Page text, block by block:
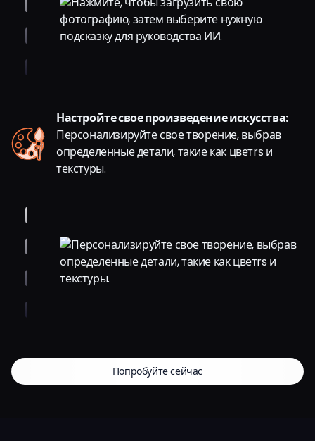
Настройте свое произведение искусства:
Персонализируйте свое творение, выбрав
определенные детали, такие как цветrs и
текстуры.
Попробуйте сейчас